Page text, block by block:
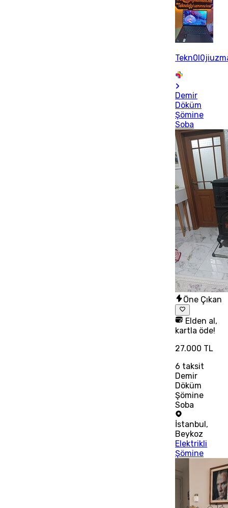
Demir
Döküm
Şömine
Soba
Öne Çıkan
Elden al,
kartla öde!
27.000 TL
6 taksit
Demir
Döküm
Şömine
Soba
İstanbul ,
Beykoz
Elektrikli
Şömine